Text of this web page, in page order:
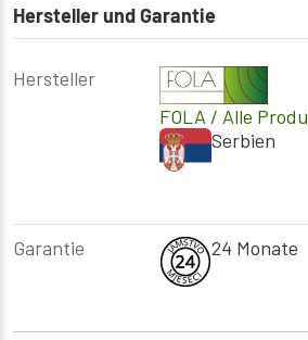
Hersteller und Garantie
Hersteller
FOLA / Alle
Serbien
Garantie 24 Monate